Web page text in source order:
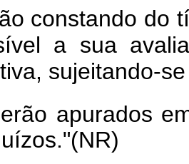
constando do
a sua
sujeitando-
apurados